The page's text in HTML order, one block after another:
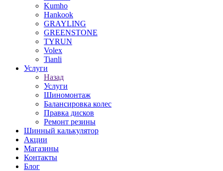
Kumho
Hankook
GRAYLING
GREENSTONE
TYRUN
Volex
Tianli
Услуги
Назад
Услуги
Шиномонтаж
Балансировка колес
Правка дисков
Ремонт резины
Шинный калькулятор
Акции
Магазины
Контакты
Блог